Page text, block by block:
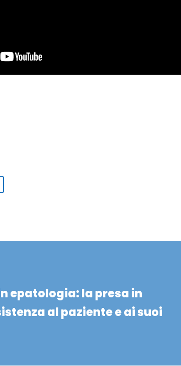
epatologia: la presa in
al paziente e ai suoi